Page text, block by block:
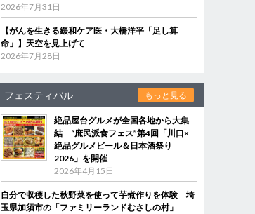
2026年7月31日
【がんを生きる緩和ケア医・大橋洋平「足し算
命」】天空を見上げて
2026年7月28日
フェスティバル もっと見る
絶品屋台グルメが全国各地から大集
結 “庶民派食フェス”第4回「川口×
絶品グルメビール＆日本酒祭り
2026」を開催
2026年4月15日
自分で収穫した秋野菜を使って芋煮作りを体験 埼
玉県加須市の「ファミリーランドむさしの村」